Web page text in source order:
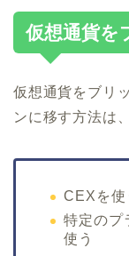
仮想通貨を
仮想通貨をブリ
ンに移す方法は
CEXを使
特定のプ
使う